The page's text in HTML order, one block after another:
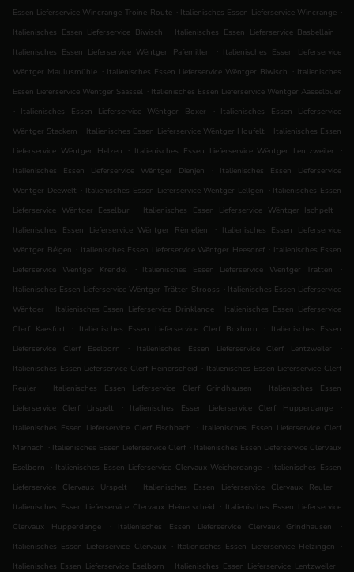
Essen Lieferservice Wincrange Troine-Route . Italienisches Essen Lieferservice Wincrange .
Italienisches Essen Lieferservice Biwisch
. Italienisches Essen Lieferservice Basbellain
.
Italienisches Essen Lieferservice Wëntger Pafemillen
. Italienisches Essen Lieferservice
Wëntger Maulusmühle . Italienisches Essen Lieferservice Wëntger Biwisch . Italienisches
Essen Lieferservice Wëntger Saassel . Italienisches Essen Lieferservice Wëntger Aasselbuer
. Italienisches Essen Lieferservice Wëntger Boxer . Italienisches Essen Lieferservice
Wëntger Stackem . Italienisches Essen Lieferservice Wëntger Houfelt . Italienisches Essen
Lieferservice Wëntger Helzen
. Italienisches Essen Lieferservice Wëntger Lentzweiler
.
Italienisches Essen Lieferservice Wëntger Dienjen
.
Italienisches Essen Lieferservice
Wëntger Deewelt . Italienisches Essen Lieferservice Wëntger Lëllgen . Italienisches Essen
Lieferservice Wëntger Eeselbur
. Italienisches Essen Lieferservice Wëntger Ischpelt
.
Italienisches Essen Lieferservice Wëntger Rëmeljen
. Italienisches Essen Lieferservice
Wëntger Béigen . Italienisches Essen Lieferservice Wëntger Heesdref . Italienisches Essen
Lieferservice Wëntger Krëndel
. Italienisches Essen Lieferservice Wëntger Tratten
.
Italienisches Essen Lieferservice Wëntger Trätter-Strooss . Italienisches Essen Lieferservice
Wëntger
. Italienisches Essen Lieferservice Drinklange . Italienisches Essen Lieferservice
Clerf Kaesfurt
. Italienisches Essen Lieferservice Clerf Boxhorn . Italienisches Essen
Lieferservice Clerf Eselborn
. Italienisches Essen Lieferservice Clerf Lentzweiler
.
Italienisches Essen Lieferservice Clerf Heinerscheid . Italienisches Essen Lieferservice Clerf
Reuler
. Italienisches Essen Lieferservice Clerf Grindhausen .
Italienisches Essen
Lieferservice Clerf Urspelt
. Italienisches Essen Lieferservice Clerf Hupperdange
.
Italienisches Essen Lieferservice Clerf Fischbach
. Italienisches Essen Lieferservice Clerf
Marnach . Italienisches Essen Lieferservice Clerf . Italienisches Essen Lieferservice Clervaux
Eselborn
. Italienisches Essen Lieferservice Clervaux Weicherdange . Italienisches Essen
Lieferservice Clervaux Urspelt
. Italienisches Essen Lieferservice Clervaux Reuler
.
Italienisches Essen Lieferservice Clervaux Heinerscheid . Italienisches Essen Lieferservice
Clervaux Hupperdange
. Italienisches Essen Lieferservice Clervaux Grindhausen
.
Italienisches Essen Lieferservice Clervaux . Italienisches Essen Lieferservice Helzingen
.
Italienisches Essen Lieferservice Eselborn
. Italienisches Essen Lieferservice Lentzweiler .